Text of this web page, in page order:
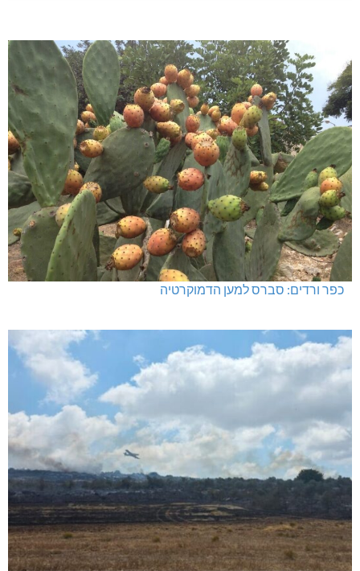
כפר ורדים: סברס למען הדמוקרטיה